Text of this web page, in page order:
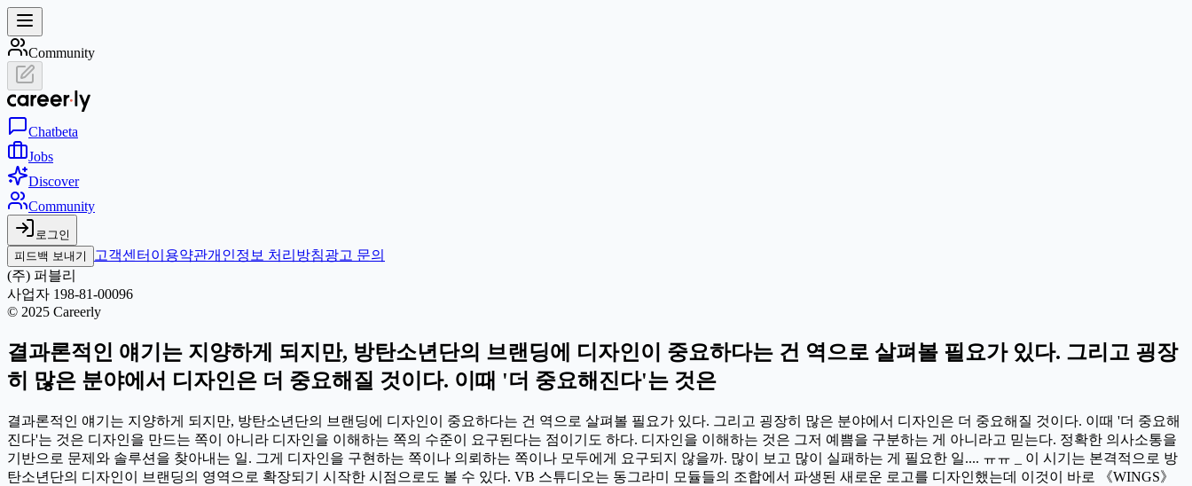
Community
Chatbeta
Jobs
Discover
Community
로그인
피드백 보내기
고객센터 이용약관개인정보 처리방침광고 문의
(주) 퍼블리
사업자 198-81-00096
© 2025 Careerly
결과론적인 얘기는 지양하게 되지만, 방탄소년단의 브랜딩에 디자인이 중요하다는 건 역으로 살펴볼 필요가 있다. 그리고 굉장
히 많은 분야에서 디자인은 더 중요해질 것이다. 이때 '더 중요해진다'는 것은
결과론적인 얘기는 지양하게 되지만, 방탄소년단의 브랜딩에 디자인이 중요하다는 건 역으로 살펴볼 필요가 있다. 그리고 굉장히 많은 분야에서 디자인은 더 중요해질 것이다. 이때 '더 중요해
진다'는 것은 디자인을 만드는 쪽이 아니라 디자인을 이해하는 쪽의 수준이 요구된다는 점이기도 하다. 디자인을 이해하는 것은 그저 예쁨을 구분하는 게 아니라고 믿는다. 정확한 의사소통을
기반으로 문제와 솔루션을 찾아내는 일. 그게 디자인을 구현하는 쪽이나 의뢰하는 쪽이나 모두에게 요구되지 않을까. 많이 보고 많이 실패하는 게 필요한 일.... ㅠㅠ _ 이 시기는 본격적으로 방
탄소년단의 디자인이 브랜딩의 영역으로 확장되기 시작한 시점으로도 볼 수 있다. VB 스튜디오는 동그라미 모듈들의 조합에서 파생된 새로운 로고를 디자인했는데 이것이 바로 《WINGS》